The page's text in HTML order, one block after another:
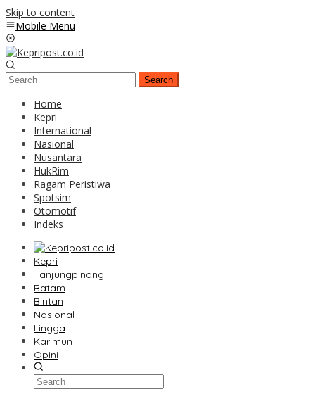
Skip to content
Mobile Menu
Search
Home
Kepri
International
Nasional
Nusantara
HukRim
Ragam Peristiwa
Spotsim
Otomotif
Indeks
Kepri
Tanjungpinang
Batam
Bintan
Nasional
Lingga
Karimun
Opini